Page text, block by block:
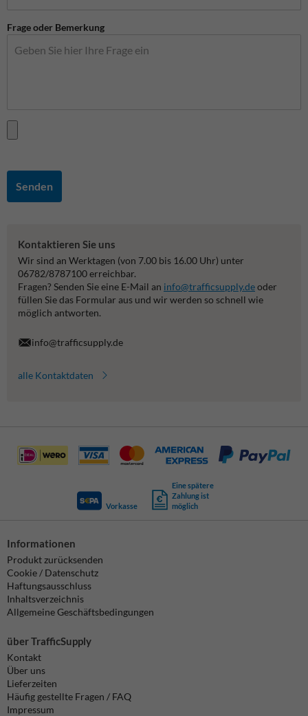
Frage oder Bemerkung
Senden
Kontaktieren Sie uns
Wir sind an Werktagen (von 7.00 bis 16.00 Uhr) unter
06782/8787100 erreichbar.
Fragen? Senden Sie eine E-Mail an info@trafficsupply.deoder
füllen Sie das Formular aus und wir werden so schnell wie
möglich antworten.
info@trafficsupply.de
alle Kontaktdaten
Vorkasse
Eine spätere
Zahlung ist
möglich
Informationen
Produkt zurücksenden
Cookie / Datenschutz
Haftungsausschluss
Inhaltsverzeichnis
Allgemeine Geschäftsbedingungen
über TrafficSupply
Kontakt
Über uns
Lieferzeiten
Häufig gestellte Fragen / FAQ
Impressum